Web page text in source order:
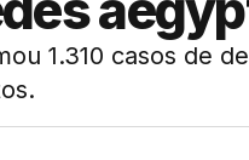
1.310 casos de